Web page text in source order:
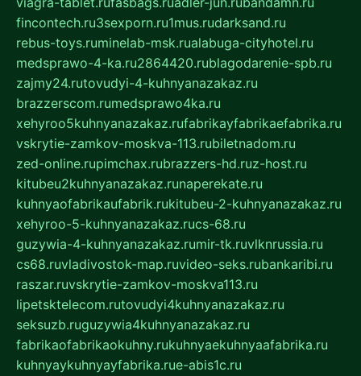
fincontech.ru3sexporn.ru1mus.rudarksand.ru
rebus-toys.ruminelab-msk.rualabuga-cityhotel.ru
medsprawo-4-ka.ru2864420.rublagodarenie-spb.ru
zajmy24.rutovudyi-4-kuhnyanazakaz.ru
brazzerscom.rumedsprawo4ka.ru
xehyroo5kuhnyanazakaz.rufabrikayfabrikaefabrika.ru
vskrytie-zamkov-moskva-113.rubiletnadom.ru
zed-online.rupimchax.rubrazzers-hd.ruz-host.ru
kitubeu2kuhnyanazakaz.runaperekate.ru
kuhnyaofabrikaufabrik.rukitubeu-2-kuhnyanazakaz.ru
xehyroo-5-kuhnyanazakaz.rucs-68.ru
guzywia-4-kuhnyanazakaz.rumir-tk.ruvlknrussia.ru
cs68.ruvladivostok-map.ruvideo-seks.rubankaribi.ru
raszar.ruvskrytie-zamkov-moskva113.ru
lipetsktelecom.rutovudyi4kuhnyanazakaz.ru
seksuzb.ruguzywia4kuhnyanazakaz.ru
fabrikaofabrikaokuhny.rukuhnyaekuhnyaafabrika.ru
kuhnyaykuhnyayfabrika.rue-abis1c.ru